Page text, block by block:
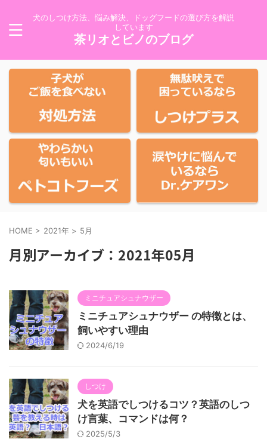
犬のしつけ方法、悩み解決、ドッグフードの選び方を解説
しています
茶リオとビノのブログ
HOME > 2021年 > 5月
月別アーカイブ：2021年05月
ミニチュアシュナウザー
ミニチュアシュナウザー の特徴とは、
飼いやすい理由
2024/6/19
しつけ
犬を英語でしつけるコツ？英語のしつ
け言葉、コマンドは何？
2025/5/3